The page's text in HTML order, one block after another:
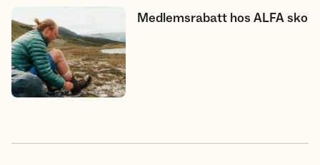
Medlemsrabatt hos ALFA skoMedlemsrabatt hos ALFA sko